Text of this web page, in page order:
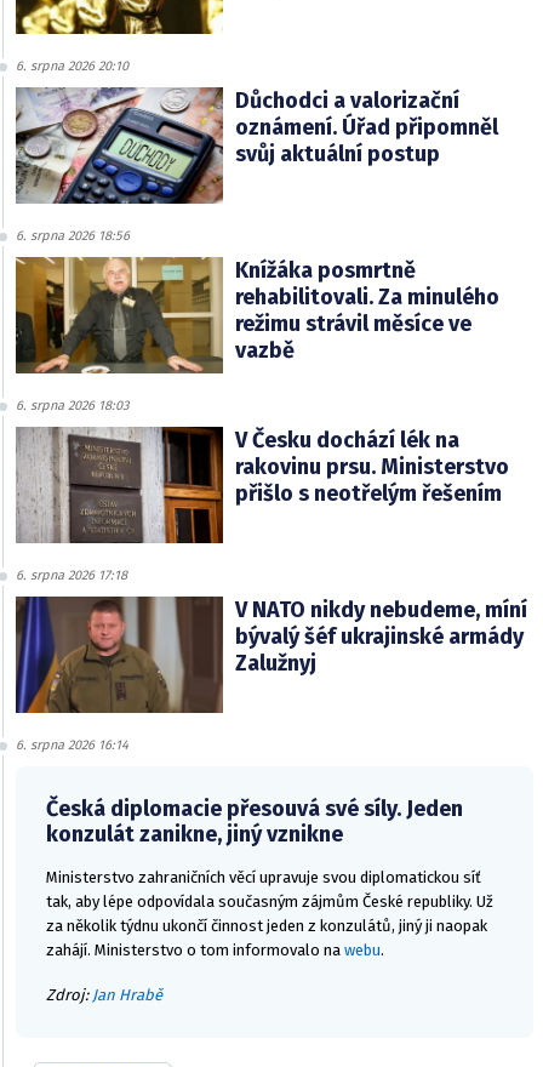
6. srpna 2026 20:10
Důchodci a valorizační
oznámení. Úřad připomněl
svůj aktuální postup
6. srpna 2026 18:56
Knížáka posmrtně
rehabilitovali. Za minulého
režimu strávil měsíce ve
vazbě
6. srpna 2026 18:03
V Česku dochází lék na
rakovinu prsu. Ministerstvo
přišlo s neotřelým řešením
6. srpna 2026 17:18
V NATO nikdy nebudeme, míní
bývalý šéf ukrajinské armády
Zalužnyj
6. srpna 2026 16:14
Česká diplomacie přesouvá své síly. Jeden
konzulát zanikne, jiný vznikne
Ministerstvo zahraničních věcí upravuje svou diplomatickou síť
tak, aby lépe odpovídala současným zájmům České republiky. Už
za několik týdnu ukončí činnost jeden z konzulátů, jiný ji naopak
zahájí. Ministerstvo o tom informovalo na webu.
Zdroj: Jan Hrabě